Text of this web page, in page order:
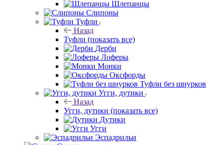
Шлепанцы
Слипоны
Туфли
Назад
Туфли (показать все)
Дерби
Лоферы
Монки
Оксфорды
Туфли без шнурков
Угги, дутики
Назад
Угги, дутики (показать все)
Дутики
Угги
Эспадрильи